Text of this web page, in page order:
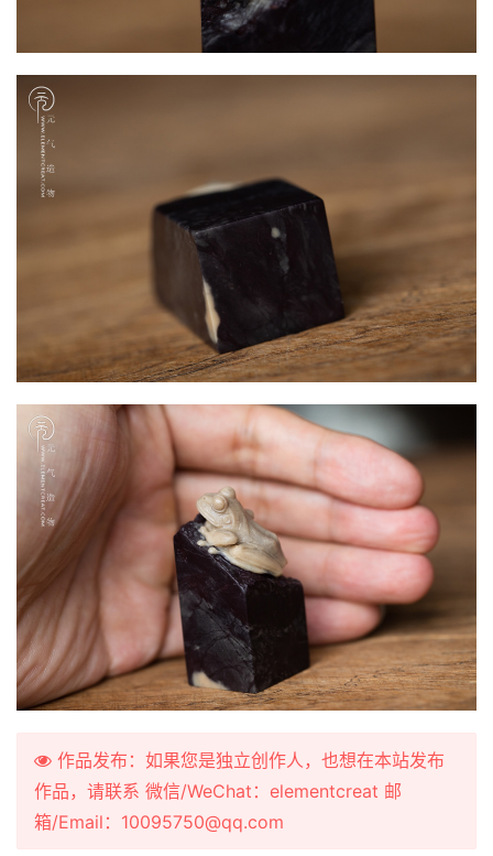
作品发布：如果您是独立创作人，也想在本站发布
作品，请联系 微信/WeChat：elementcreat 邮
箱/Email：10095750@qq.com